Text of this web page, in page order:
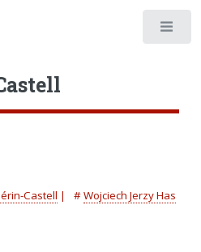
Castell | #Wojciech Jerzy Has